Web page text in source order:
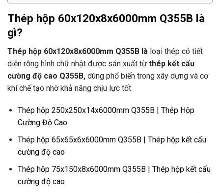
Thép hộp 60x120x8x6000mm Q355B là
gì?
Thép hộp 60x120x8x6000mm Q355B là loại thép có tiết
diện rỗng hình chữ nhật được sản xuất từ thép kết cấu
cường độ cao Q355B, dùng phổ biến trong xây dựng và cơ
khí chế tạo nhờ khả năng chịu lực tốt.
Thép hộp 250x250x14x6000mm Q355B | Thép Hộp
Cường Độ Cao
Thép hộp 65x65x6x6000mm Q355B | Thép hộp kết cấu
cường độ cao
Thép hộp 75x150x8x6000mm Q355B | Thép hộp kết cấu
cường độ cao